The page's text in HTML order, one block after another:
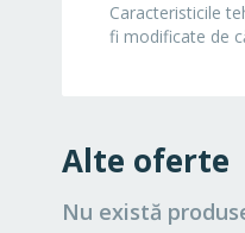
Caracteristicile
fi modificate de
Alte oferte
Nu există